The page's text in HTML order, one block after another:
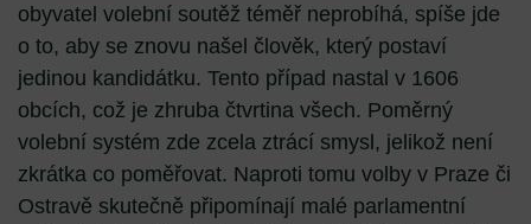
obyvatel volební soutěž téměř neprobíhá, spíše jde
o to, aby se znovu našel člověk, který postaví
jedinou kandidátku. Tento případ nastal v 1606
obcích, což je zhruba čtvrtina všech. Poměrný
volební systém zde zcela ztrácí smysl, jelikož není
zkrátka co poměřovat. Naproti tomu volby v Praze či
Ostravě skutečně připomínají malé parlamentní